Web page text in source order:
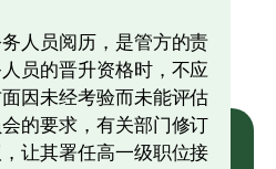
人员阅历，是管方的责
员的晋升资格时，不应
因未经考验而未能评估
的要求，有关部门修订
让其署任高一级职位接